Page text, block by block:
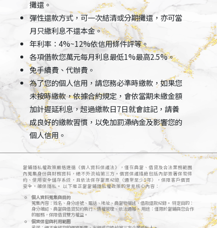
攤還。
彈性還款方式，可一次結清或分期攤還，亦可當
月只繳利息不還本金。
年利率：4%~12%依信用條件評等。
各項借款您萬元每月利息最低1%最高2.5%。
免手續費、代辦費。
為了您的個人信用，請您務必準時繳款，如果您
未按時繳款，依據合約規定，會依當期未繳金額
加計遲延利息，超過繳款日7日就會註記，請養
成良好的繳款習慣，以免加罰滯納金及影響您的
個人信用。
當鋪隱私權政策嚴格遵循《個人資料保護法》，僅在典當、借貸及合法業務範圍
內蒐集身份與財務資料，絕不外流給第三方。個資保護措施包括內部簽署保密條
約、使用安全儲存系統，且依法保存當票紀錄（通常至少5年），保障客戶個資
安全，確保隱私。 以下是正當當鋪隱私權政策的常見核心內容：
個人資料蒐集與目的
蒐集內容：姓名、身分證號、電話、地址、典當物描述、借款還款紀錄。 特定目的：
身分確認、典當與借貸契約執行、債權管理、依法通報。 用途：僅限於當鋪與您合作
的服務，保障借貸雙方權益。
個資保密與利用範圍